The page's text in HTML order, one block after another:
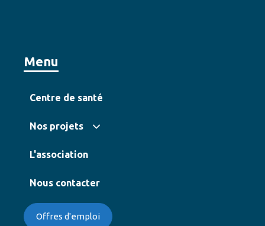
Menu
Centre de santé
Nos projets
L'association
Nous contacter
Offres d'emploi